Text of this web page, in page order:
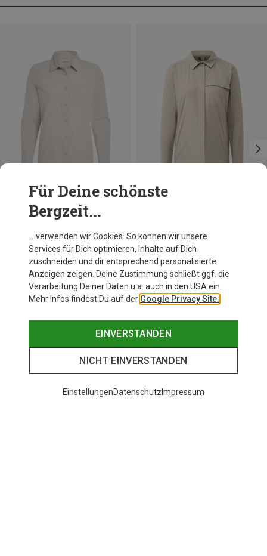
Craghoppers
Damen Kiwi III Bluse
S M L
XL
Für Deine schönste
Bergzeit...
… verwenden wir Cookies. So können wir unsere
Services für Dich optimieren, Inhalte auf Dich
zuschneiden und dir entsprechend personalisierte
Anzeigen zeigen. Deine Zustimmung schließt ggf. die
Verarbeitung Deiner Daten u.a. auch in den USA ein.
Mehr Infos findest Du auf der Google Privacy Site.
EINVERSTANDEN
NICHT EINVERSTANDEN
EinstellungenDatenschutz Impressum